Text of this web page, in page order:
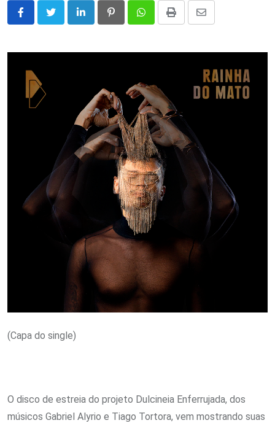
LinkedIn PinterestWhatsappPrint
Share
Email
(Capa do single)
O disco de estreia do projeto Dulcineia Enferrujada, dos
músicos Gabriel Alyrio e Tiago Tortora, vem mostrando suas